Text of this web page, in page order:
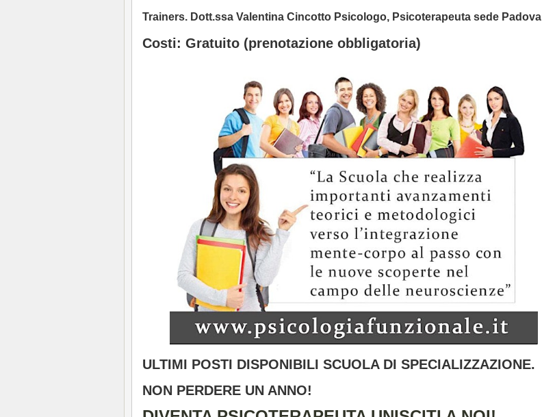
Trainers. Dott.ssa Valentina Cincotto Psicologo, Psicoterapeuta sede Padova
Costi: Gratuito (prenotazione obbligatoria)
ULTIMI POSTI DISPONIBILI SCUOLA DI SPECIALIZZAZIONE.
NON PERDERE UN ANNO!